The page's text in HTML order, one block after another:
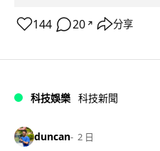
144 20 ↗ 分享
科技娛樂 科技新聞
duncan 2 日